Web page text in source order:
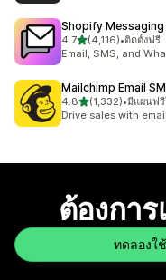
Shopify Messaging
4.7เต็ม 5 ดาว
(4,116)
ทั้งหมด 4116 รีวิว
•ติดตั้งฟรี
Email, SMS, and
Mailchimp Email
4.8เต็ม 5 ดาว
(1,332)
ทั้งหมด 1332 รีวิว
•มีแผนฟรี
Drive sales with
ต้องกา
ทดลองใ